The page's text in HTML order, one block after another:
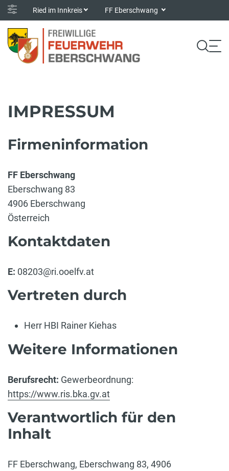
Ried im Innkreis FF Eberschwang
IMPRESSUM
Firmeninformation
FF Eberschwang
Eberschwang 83
4906 Eberschwang
Österreich
Kontaktdaten
E: 08203@ri.ooelfv.at
Vertreten durch
Herr HBI Rainer Kiehas
Weitere Informationen
Berufsrecht: Gewerbeordnung:
https://www.ris.bka.gv.at
Verantwortlich für den
Inhalt
FF Eberschwang, Eberschwang 83, 4906